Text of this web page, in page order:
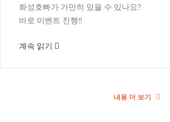
화성호빠가 가만히 있을 수 있나요?
바로 이벤트 진행!!
계속 읽기
내용 더 보기